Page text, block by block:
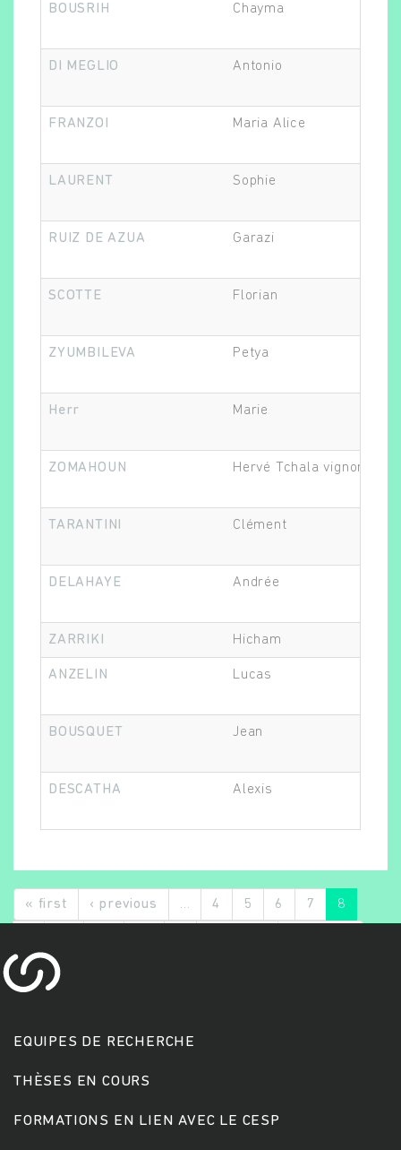
BOUSRIH Chayma
DI MEGLIO Antonio
FRANZOI Maria Alice
LAURENT Sophie
RUIZ DE AZUA Garazi
SCOTTE Florian
ZYUMBILEVA Petya
Herr Marie
ZOMAHOUN Hervé Tchala vignon
TARANTINI Clément
DELAHAYE Andrée
ZARRIKI Hicham
ANZELIN Lucas
BOUSQUET Jean
DESCATHA Alexis
« first ‹ previous … 4 5 6 7 8
EQUIPES DE RECHERCHE
THÈSES EN COURS
FORMATIONS EN LIEN AVEC LE CESP